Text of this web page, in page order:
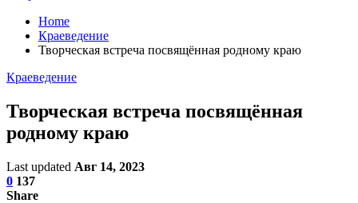
Home
Краеведение
Творческая встреча посвящённая родному краю
Краеведение
Творческая встреча посвящённая
родному краю
Last updated Авг 14, 2023
0 137
Share